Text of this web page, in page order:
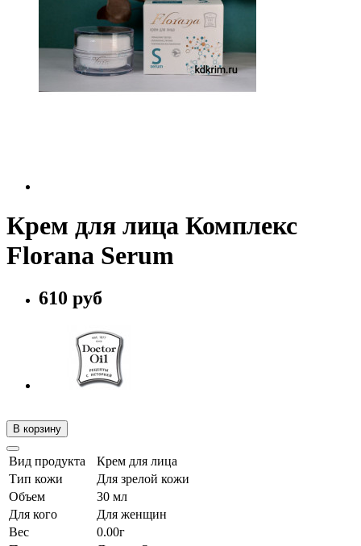
Крем для лица Комплекс
Florana Serum
610 руб
В корзину
Вид продукта
Крем для лица
Тип кожи
Для зрелой кожи
Объем
30 мл
Для кого
Для женщин
Вес
0.00г